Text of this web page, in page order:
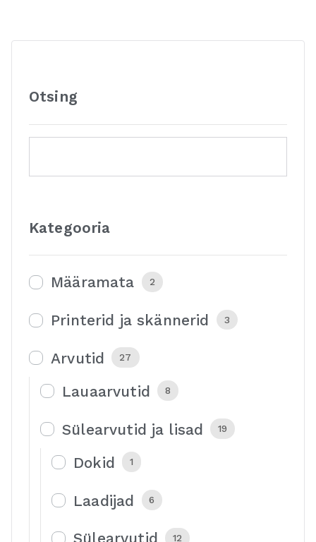
Otsing
Kategooria
Määramata 2
Printerid ja skännerid 3
Arvutid 27
Lauaarvutid 8
Sülearvutid ja lisad 19
Dokid 1
Laadijad 6
Sülearvutid 12